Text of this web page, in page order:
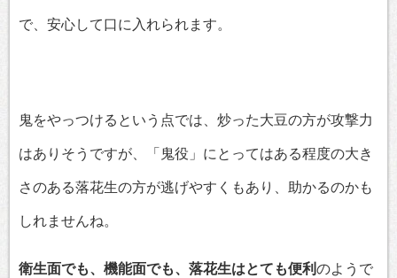
で、安心して口に入れられます。
鬼をやっつけるという点では、炒った大豆の方が攻撃力
はありそうですが、「鬼役」にとってはある程度の大き
さのある落花生の方が逃げやすくもあり、助かるのかも
しれませんね。
衛生面でも、機能面でも、落花生はとても便利のようで